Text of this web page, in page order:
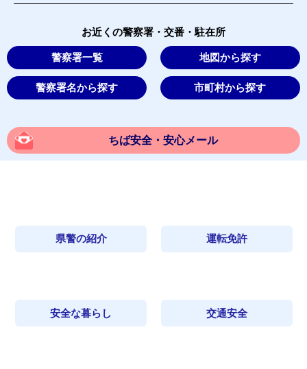
お近くの警察署・交番・駐在所
警察署一覧 地図から探す
警察署名から探す 市町村から探す
ちば安全・安心メール
県警の紹介 運転免許
安全な暮らし 交通安全